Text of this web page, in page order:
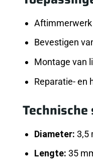
Bevestigen
Montage van
Reparatie- en
Diameter: 3,5
Lengte: 35